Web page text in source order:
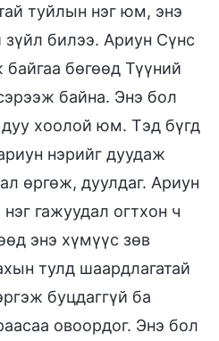
туйлын нэг юм, энэ
зүйл билээ. Ариун Сүнс
бөгөөд Түүний
байна. Энэ бол
хоолой юм. Тэд бүгд
нэрийг дуудаж
өргөж, дуулдаг. Ариун
гажуудал огтхон ч
энэ хүмүүс зөв
тулд шаардлагатай
буцдаггүй ба
овоордог. Энэ бол